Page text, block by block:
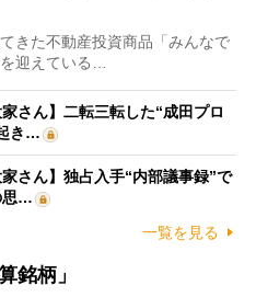
きた不動産投資商品「みんなで
迎えている…
さん】二転三転した“成田プロ
き…
さん】独占入手“内部議事録”で
思…
一覧を見る
銘柄」